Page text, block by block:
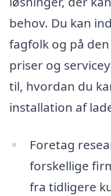
behov. Du kan
fagfolk og på
priser og
til, hvordan du
installation af
Foretag
forskellige
fra tidligere